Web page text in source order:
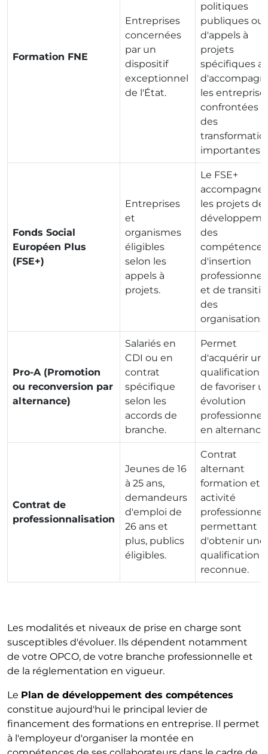
Formation FNE
Entreprises
concernées
par un
dispositif
exceptionnel
de l'État.
politiques
publiques ou
d'appels à
projets
spécifiques
les
confrontées à
des
importantes.
Fonds Social
Européen Plus
(FSE+)
Entreprises
et
organismes
éligibles
selon les
appels à
projets.
Le FSE+
accompagne
les projets de
des
d'insertion
et de
des
organisations.
Pro-A (Promotion
ou reconversion par
alternance)
Salariés en
CDI ou en
contrat
spécifique
selon les
accords de
branche.
Permet
d'acquérir
qualification
de favoriser
évolution
en alternance.
Contrat de
professionnalisation
Jeunes de 16
à 25 ans,
demandeurs
d'emploi de
26 ans et
plus, publics
éligibles.
Contrat
alternant
formation et
activité
permettant
d'obtenir une
qualification
reconnue.
Les modalités et niveaux de prise en charge sont
susceptibles d'évoluer. Ils dépendent notamment
de votre OPCO, de votre branche professionnelle et
de la réglementation en vigueur.
Le Plan de développement des compétences
constitue aujourd'hui le principal levier de
financement des formations en entreprise. Il permet
à l'employeur d'organiser la montée en